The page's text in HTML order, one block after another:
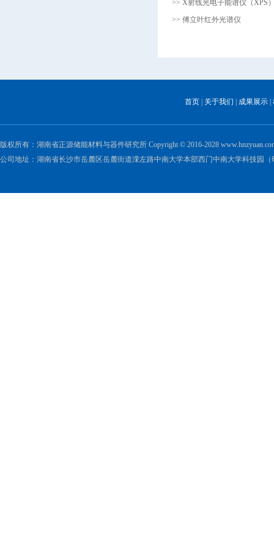
>> X射线光电子能谱仪（XPS
>> 傅立叶红外光谱仪
首页 | 关于我们 | 成果展示 |
版权所有：湖南省正源储能材料与器件研究所 Copyright © 2016-2028
公司地址：湖南省长沙市岳麓区岳麓街道溁左路中南大学本部西门中南大学科技园